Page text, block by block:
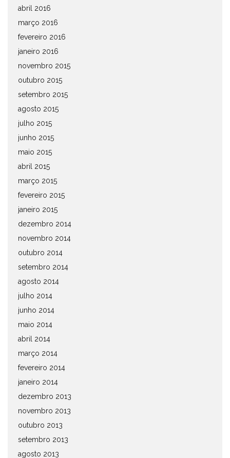
abril 2016
março 2016
fevereiro 2016
janeiro 2016
novembro 2015
outubro 2015
setembro 2015
agosto 2015
julho 2015
junho 2015
maio 2015
abril 2015
março 2015
fevereiro 2015
janeiro 2015
dezembro 2014
novembro 2014
outubro 2014
setembro 2014
agosto 2014
julho 2014
junho 2014
maio 2014
abril 2014
março 2014
fevereiro 2014
janeiro 2014
dezembro 2013
novembro 2013
outubro 2013
setembro 2013
agosto 2013